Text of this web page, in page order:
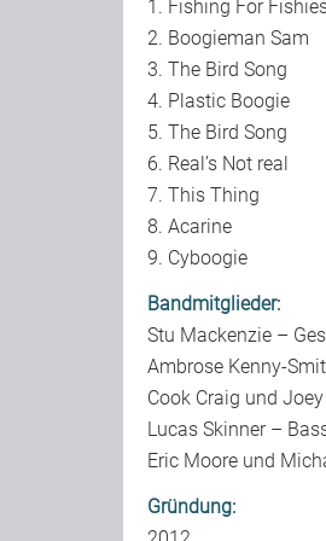
1. Fishing For
2. Boogieman Sam
3. The Bird Song
4. Plastic Boogie
5. The Bird Song
6. Real’s Not real
7. This Thing
8. Acarine
9. Cyboogie
Bandmitglieder:
Stu Mackenzie –
Ambrose Kenny-
Cook Craig und
Lucas Skinner –
Eric Moore und
Gründung: